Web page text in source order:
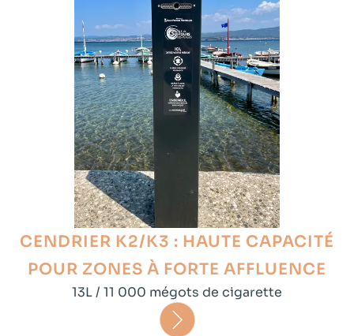
CENDRIER K2/K3 : HAUTE CAPACITÉ
POUR ZONES À FORTE AFFLUENCE
13L / 11 000 mégots de cigarette